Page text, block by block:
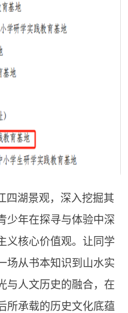
湖景观，深入挖掘其
少年在探寻与体验中深
义核心价值观。让同学
场从书本知识到山水实
与人文历史的融合，在
所承载的历史文化底蕴